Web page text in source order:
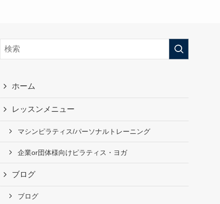
ホーム
レッスンメニュー
マシンピラティス/パーソナルトレーニング
企業or団体様向けピラティス・ヨガ
ブログ
ブログ